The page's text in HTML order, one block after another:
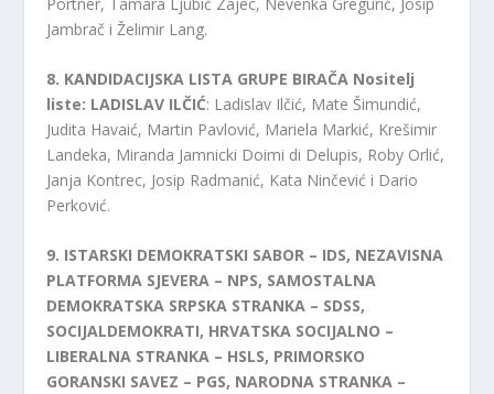
Jambrač i Želimir Lang.
8. KANDIDACIJSKA LISTA GRUPE BIRAČA Nositelj
liste: LADISLAV ILČIĆ: Ladislav Ilčić, Mate Šimundić,
Judita Havaić, Martin Pavlović, Mariela Markić, Krešimir
Landeka, Miranda Jamnicki Doimi di Delupis, Roby Orlić,
Janja Kontrec, Josip Radmanić, Kata Ninčević i Dario
Perković.
9. ISTARSKI DEMOKRATSKI SABOR – IDS, NEZAVISNA
PLATFORMA SJEVERA – NPS, SAMOSTALNA
DEMOKRATSKA SRPSKA STRANKA – SDSS,
SOCIJALDEMOKRATI, HRVATSKA SOCIJALNO –
LIBERALNA STRANKA – HSLS, PRIMORSKO
GORANSKI SAVEZ – PGS, NARODNA STRANKA –